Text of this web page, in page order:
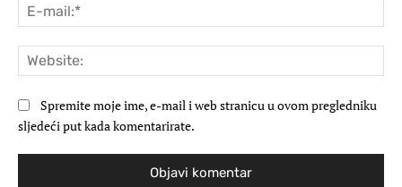
Spremite moje ime, e-mail i web stranicu u ovom pregledniku
sljedeći put kada komentarirate.